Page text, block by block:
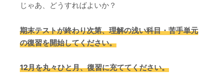
じゃあ、どうすればよいか？
期末テストが終わり次第、理解の浅い科目・苦手単元
の復習を開始してください。
12月を丸々ひと月、復習に充ててください。